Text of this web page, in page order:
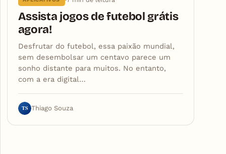
Assista jogos de futebol grátis
agora!
Desfrutar do futebol, essa paixão mundial,
sem desembolsar um centavo parece um
sonho distante para muitos. No entanto,
com a era digital…
TS Thiago Souza